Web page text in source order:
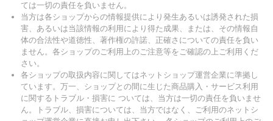
ては一切の責任を負いません。
当方は各ショップからの情報提供により発生あるいは誘発された損
害、あるいは当該情報の利用により得た成果、または、その情報自
体の合法性や道徳性、著作権の許諾、正確さについての責任を負い
ません。各ショップのご利用上のご注意等をご確認の上ご利用くだ
さい。
各ショップの取扱内容に関してはネットショップ運営企業に準拠し
ています。万一、ショップとの間に生じた商品購入・サービス利用
に関するトラブル・損害に ついては、当方は一切の責任を負いませ
ん。トラブル、損害については、当方ではなく、ご利用のネットシ